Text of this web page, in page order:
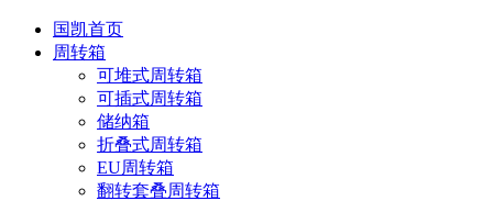
国凯首页
周转箱
可堆式周转箱
可插式周转箱
储纳箱
折叠式周转箱
EU周转箱
翻转套叠周转箱